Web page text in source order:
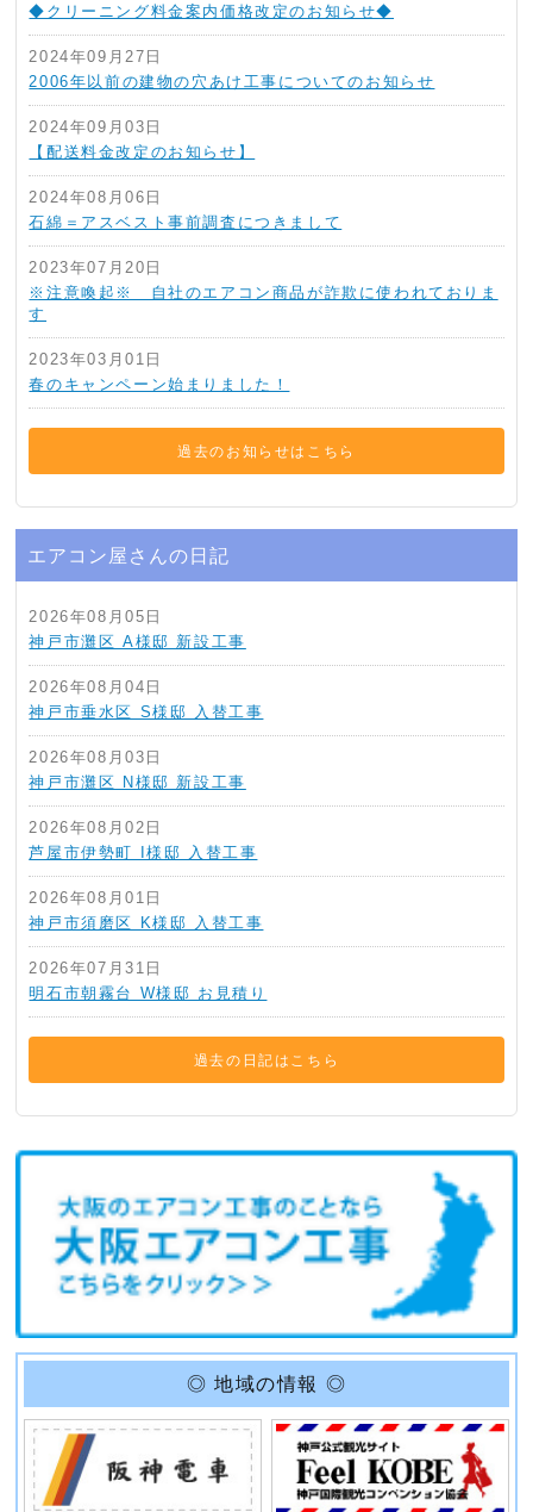
◆クリーニング料金案内価格改定のお知らせ◆
2024年09月27日
2006年以前の建物の穴あけ工事についてのお知らせ
2024年09月03日
【配送料金改定のお知らせ】
2024年08月06日
石綿＝アスベスト事前調査につきまして
2023年07月20日
※注意喚起※ 自社のエアコン商品が詐欺に使われておりま
す
2023年03月01日
春のキャンペーン始まりました！
過去のお知らせはこちら
エアコン屋さんの日記
2026年08月05日
神戸市灘区 A様邸 新設工事
2026年08月04日
神戸市垂水区 S様邸 入替工事
2026年08月03日
神戸市灘区 N様邸 新設工事
2026年08月02日
芦屋市伊勢町 I様邸 入替工事
2026年08月01日
神戸市須磨区 K様邸 入替工事
2026年07月31日
明石市朝霧台 W様邸 お見積り
過去の日記はこちら
◎ 地域の情報 ◎